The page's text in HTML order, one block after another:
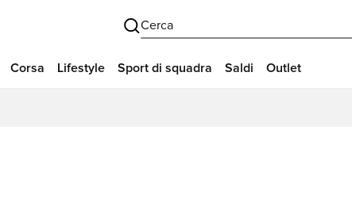
Cerca
Corsa Lifestyle Sport di squadra Saldi Outlet